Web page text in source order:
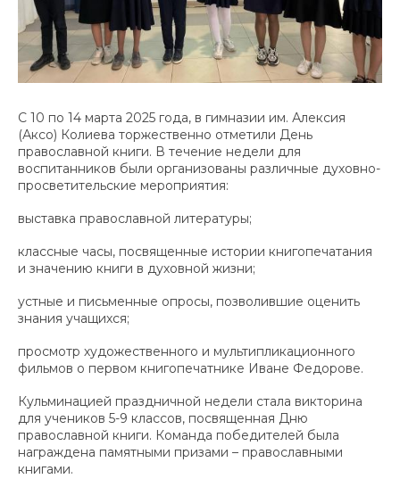
С 10 по 14 марта 2025 года, в гимназии им. Алексия
(Аксо) Колиева торжественно отметили День
православной книги. В течение недели для
воспитанников были организованы различные духовно-
просветительские мероприятия:
выставка православной литературы;
классные часы, посвященные истории книгопечатания
и значению книги в духовной жизни;
устные и письменные опросы, позволившие оценить
знания учащихся;
просмотр художественного и мультипликационного
фильмов о первом книгопечатнике Иване Федорове.
Кульминацией праздничной недели стала викторина
для учеников 5-9 классов, посвященная Дню
православной книги. Команда победителей была
награждена памятными призами – православными
книгами.